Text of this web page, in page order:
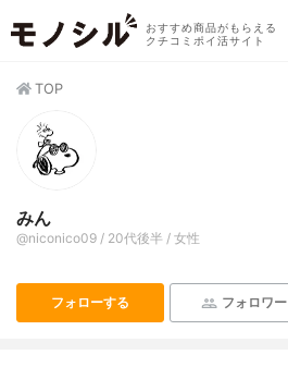
おすすめ商品がもらえる
クチコミポイ活サイト
TOP
みん
@niconico09 / 20代後半 / 女性
フォローする フォロワー